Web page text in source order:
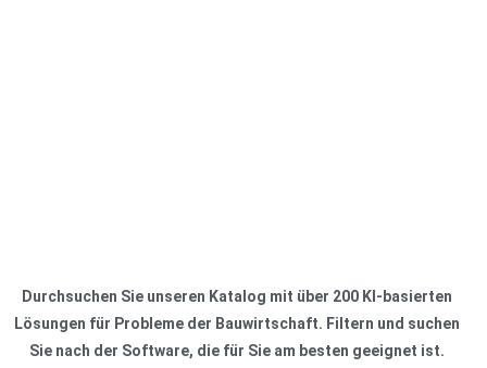
Durchsuchen Sie unseren Katalog mit über 200 KI-basierten
Lösungen für Probleme der Bauwirtschaft. Filtern und suchen
Sie nach der Software, die für Sie am besten geeignet ist.